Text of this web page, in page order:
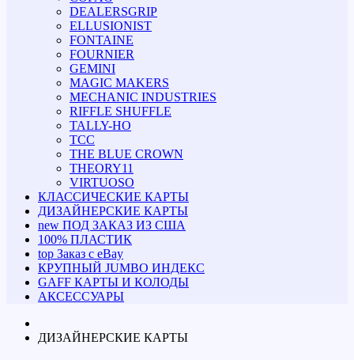
DEALERSGRIP
ELLUSIONIST
FONTAINE
FOURNIER
GEMINI
MAGIC MAKERS
MECHANIC INDUSTRIES
RIFFLE SHUFFLE
TALLY-HO
TCC
THE BLUE CROWN
THEORY11
VIRTUOSO
КЛАССИЧЕСКИЕ КАРТЫ
ДИЗАЙНЕРСКИЕ КАРТЫ
new ПОД ЗАКАЗ ИЗ США
100% ПЛАСТИК
top Заказ с eBay
КРУПНЫЙ JUMBO ИНДЕКС
GAFF КАРТЫ И КОЛОДЫ
АКСЕССУАРЫ
ДИЗАЙНЕРСКИЕ КАРТЫ